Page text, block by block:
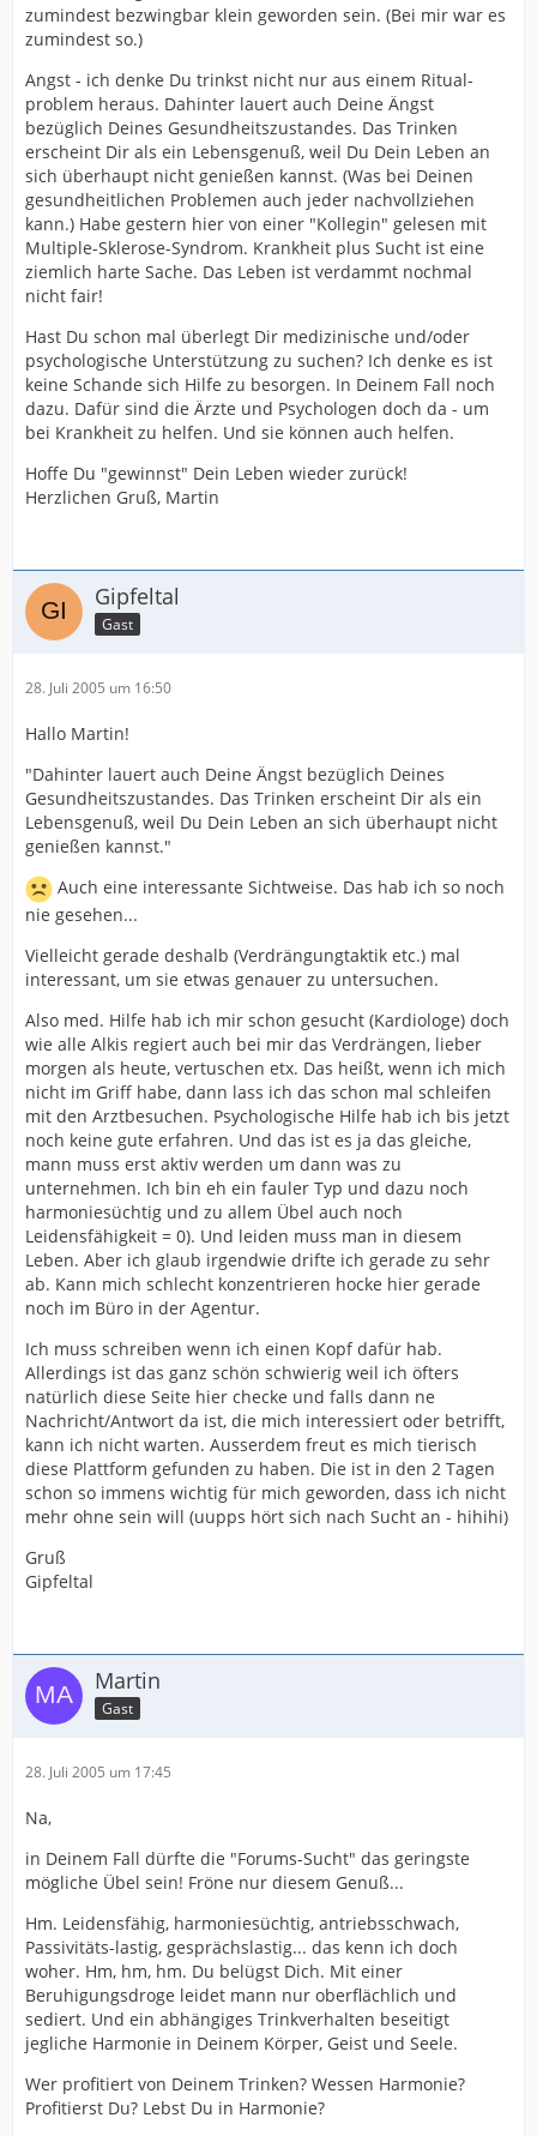
zumindest bezwingbar klein geworden sein. (Bei mir war es
zumindest so.)
Angst - ich denke Du trinkst nicht nur aus einem Ritual-
problem heraus. Dahinter lauert auch Deine Ängst
bezüglich Deines Gesundheitszustandes. Das Trinken
erscheint Dir als ein Lebensgenuß, weil Du Dein Leben an
sich überhaupt nicht genießen kannst. (Was bei Deinen
gesundheitlichen Problemen auch jeder nachvollziehen
kann.) Habe gestern hier von einer "Kollegin" gelesen mit
Multiple-Sklerose-Syndrom. Krankheit plus Sucht ist eine
ziemlich harte Sache. Das Leben ist verdammt nochmal
nicht fair!
Hast Du schon mal überlegt Dir medizinische und/oder
psychologische Unterstützung zu suchen? Ich denke es ist
keine Schande sich Hilfe zu besorgen. In Deinem Fall noch
dazu. Dafür sind die Ärzte und Psychologen doch da - um
bei Krankheit zu helfen. Und sie können auch helfen.
Hoffe Du "gewinnst" Dein Leben wieder zurück!
Herzlichen Gruß, Martin
Gipfeltal
Gast
28. Juli 2005 um 16:50
Hallo Martin!
"Dahinter lauert auch Deine Ängst bezüglich Deines
Gesundheitszustandes. Das Trinken erscheint Dir als ein
Lebensgenuß, weil Du Dein Leben an sich überhaupt nicht
genießen kannst."
Auch eine interessante Sichtweise. Das hab ich so noch
nie gesehen...
Vielleicht gerade deshalb (Verdrängungtaktik etc.) mal
interessant, um sie etwas genauer zu untersuchen.
Also med. Hilfe hab ich mir schon gesucht (Kardiologe) doch
wie alle Alkis regiert auch bei mir das Verdrängen, lieber
morgen als heute, vertuschen etx. Das heißt, wenn ich mich
nicht im Griff habe, dann lass ich das schon mal schleifen
mit den Arztbesuchen. Psychologische Hilfe hab ich bis jetzt
noch keine gute erfahren. Und das ist es ja das gleiche,
mann muss erst aktiv werden um dann was zu
unternehmen. Ich bin eh ein fauler Typ und dazu noch
harmoniesüchtig und zu allem Übel auch noch
Leidensfähigkeit = 0). Und leiden muss man in diesem
Leben. Aber ich glaub irgendwie drifte ich gerade zu sehr
ab. Kann mich schlecht konzentrieren hocke hier gerade
noch im Büro in der Agentur.
Ich muss schreiben wenn ich einen Kopf dafür hab.
Allerdings ist das ganz schön schwierig weil ich öfters
natürlich diese Seite hier checke und falls dann ne
Nachricht/Antwort da ist, die mich interessiert oder betrifft,
kann ich nicht warten. Ausserdem freut es mich tierisch
diese Plattform gefunden zu haben. Die ist in den 2 Tagen
schon so immens wichtig für mich geworden, dass ich nicht
mehr ohne sein will (uupps hört sich nach Sucht an - hihihi)
Gruß
Gipfeltal
Martin
Gast
28. Juli 2005 um 17:45
Na,
in Deinem Fall dürfte die "Forums-Sucht" das geringste
mögliche Übel sein! Fröne nur diesem Genuß...
Hm. Leidensfähig, harmoniesüchtig, antriebsschwach,
Passivitäts-lastig, gesprächslastig... das kenn ich doch
woher. Hm, hm, hm. Du belügst Dich. Mit einer
Beruhigungsdroge leidet mann nur oberflächlich und
sediert. Und ein abhängiges Trinkverhalten beseitigt
jegliche Harmonie in Deinem Körper, Geist und Seele.
Wer profitiert von Deinem Trinken? Wessen Harmonie?
Profitierst Du? Lebst Du in Harmonie?